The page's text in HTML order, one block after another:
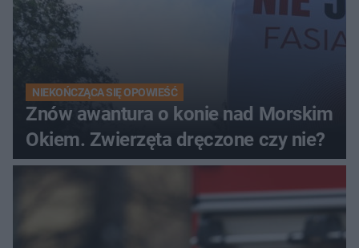
NIEKOŃCZĄCA SIĘ OPOWIEŚĆ
Znów awantura o konie nad Morskim
Okiem. Zwierzęta dręczone czy nie?